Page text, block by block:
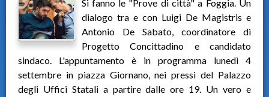
Si fanno le "Prove di città" a Foggia. Un
dialogo tra e con Luigi De Magistris e
Antonio De Sabato, coordinatore di
Progetto Concittadino e candidato
sindaco. L'appuntamento è in programma lunedì 4
settembre in piazza Giornano, nei pressi del Palazzo
degli Uffici Statali a partire dalle ore 19. Un vero e